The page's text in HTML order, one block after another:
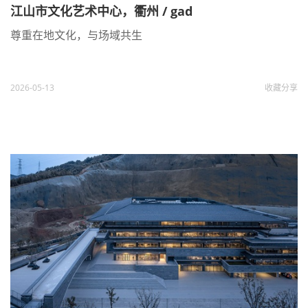
江山市文化艺术中心，衢州 / gad
尊重在地文化，与场域共生
2026-05-13 收藏分享